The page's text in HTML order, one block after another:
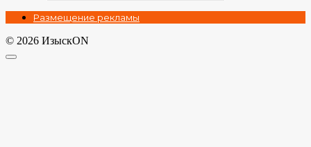
Размещение рекламы
© 2026 ИзыскON